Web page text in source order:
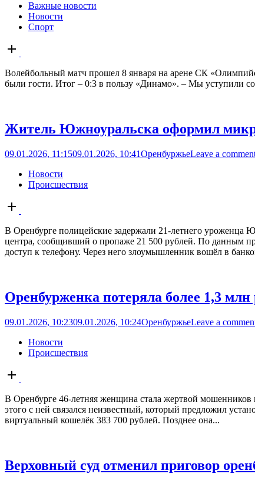
Важные новости
Новости
Спорт
Open
post
Волейбольный матч прошел 8 января на арене СК
были гости. Итог – 0:3 в пользу «Динамо». – Мы уступили
Житель Южноуральска оформил
09.01.2026, 11:1509.01.2026, 10:41ОренбуржьеLeave a
Новости
Происшествия
Open
post
В Оренбурге полицейские задержали 21-летнего уроженца
центра, сообщивший о пропаже 21 500 рублей. По данным
доступ к телефону. Через него злоумышленник вошёл в
Оренбурженка потеряла более 1,3
09.01.2026, 10:2309.01.2026, 10:24ОренбуржьеLeave a
Новости
Происшествия
Open
post
В Оренбурге 46-летняя женщина стала жертвой мошенников
этого с ней связался неизвестный, который предложил
виртуальный кошелёк 383 700 рублей. Позднее она...
Верховный суд отменил приговор